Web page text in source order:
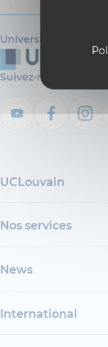
Université
Suivez-nous
UCLouvain
Nos services
News
International